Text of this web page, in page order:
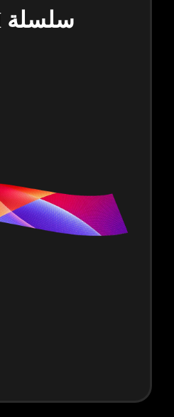
سلسلة 3DH